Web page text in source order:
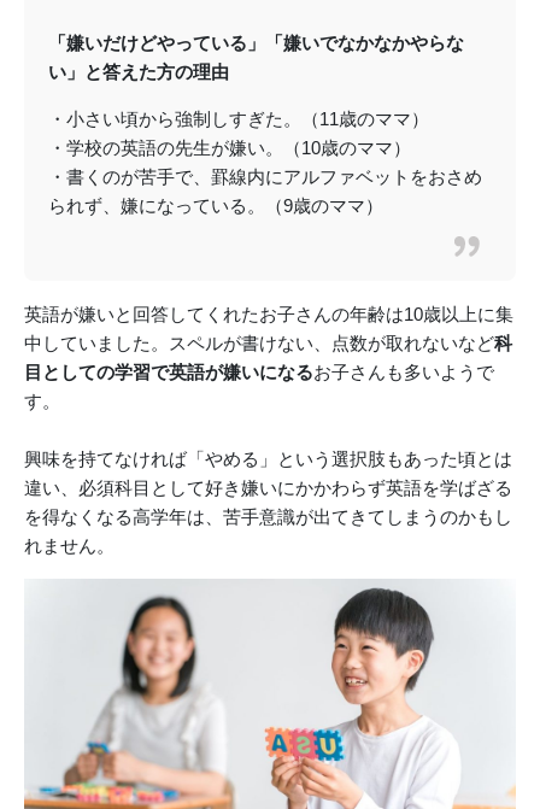
「嫌いだけどやっている」「嫌いでなかなかやらな
い」と答えた方の理由
・小さい頃から強制しすぎた。（11歳のママ）
・学校の英語の先生が嫌い。（10歳のママ）
・書くのが苦手で、罫線内にアルファベットをおさめ
られず、嫌になっている。（9歳のママ）
英語が嫌いと回答してくれたお子さんの年齢は10歳以上に集
中していました。スペルが書けない、点数が取れないなど科
目としての学習で英語が嫌いになるお子さんも多いようで
す。
興味を持てなければ「やめる」という選択肢もあった頃とは
違い、必須科目として好き嫌いにかかわらず英語を学ばざる
を得なくなる高学年は、苦手意識が出てきてしまうのかもし
れません。